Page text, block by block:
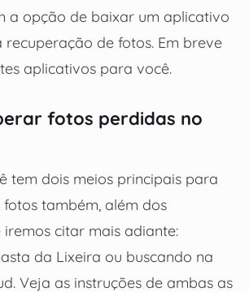
a opção de baixar um aplicativo
recuperação de fotos. Em breve
aplicativos para você.
fotos perdidas no
tem dois meios principais para
também, além dos
citar mais adiante:
da Lixeira ou buscando na
Veja as instruções de ambas as